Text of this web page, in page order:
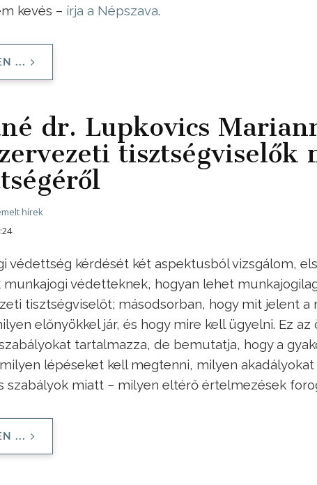
kevés – írja a Népszava.
...
dr. Lupkovics
tisztségviselők
hírek
védettség kérdését két aspektusból vizsgálom,
munkajogi védetteknek, hogyan lehet
tisztségviselőt; másodsorban, hogy mit jelent a
előnyökkel jár, és hogy mire kell ügyelni. Ez
tartalmazza, de bemutatja, hogy a
lépéseket kell megtenni, milyen
szabályok miatt − milyen eltérő értelmezések
...